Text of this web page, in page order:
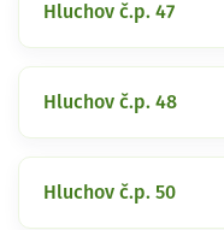
Hluchov č.p. 47
Hluchov č.p. 48
Hluchov č.p. 50